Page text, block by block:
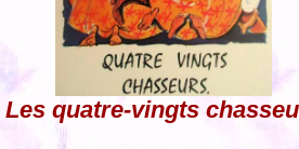
Les quatre-vingts